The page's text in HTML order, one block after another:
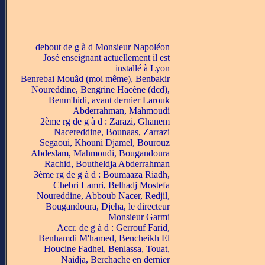
debout de g à d Monsieur Napoléon
José enseignant actuellement il est
installé à Lyon
Benrebai Mouâd (moi même), Benbakir
Noureddine, Bengrine Hacène (dcd),
Benm'hidi, avant dernier Larouk
Abderrahman, Mahmoudi
2ème rg de g à d : Zarazi, Ghanem
Nacereddine, Bounaas, Zarrazi
Segaoui, Khouni Djamel, Bourouz
Abdeslam, Mahmoudi, Bougandoura
Rachid, Boutheldja Abderrahman
3ème rg de g à d : Boumaaza Riadh,
Chebri Lamri, Belhadj Mostefa
Noureddine, Abboub Nacer, Redjil,
Bougandoura, Djeha, le directeur
Monsieur Garmi
Accr. de g à d : Gerrouf Farid,
Benhamdi M'hamed, Bencheikh El
Houcine Fadhel, Benlassa, Touat,
Naidja, Berchache en dernier